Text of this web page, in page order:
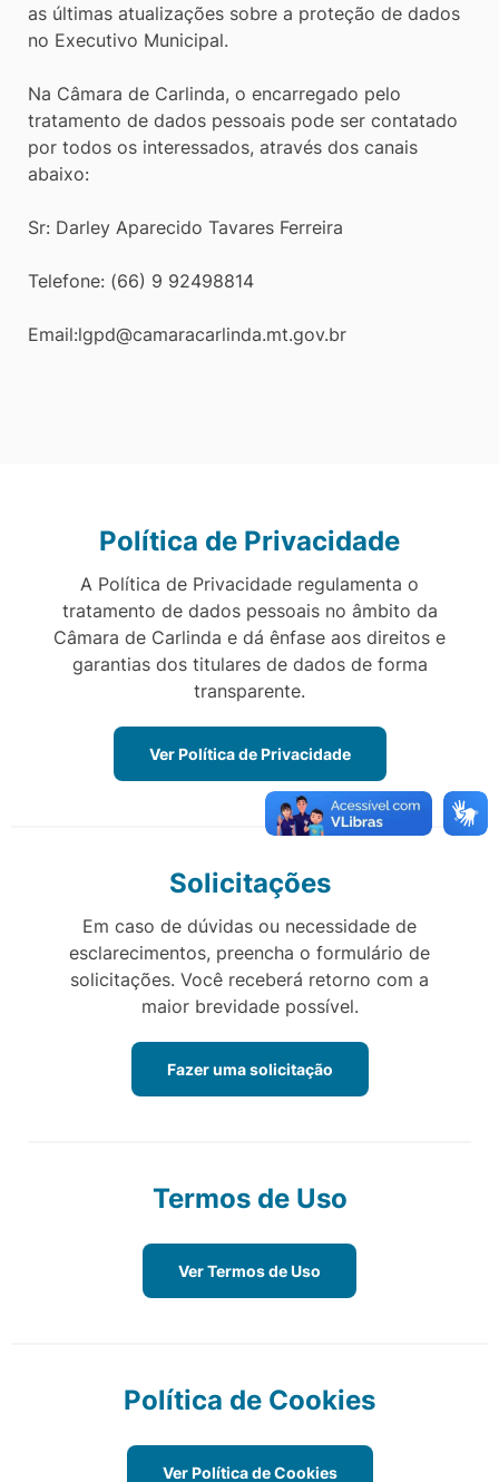
as últimas atualizações sobre a proteção de dados
no Executivo Municipal.
Na Câmara de Carlinda, o encarregado pelo
tratamento de dados pessoais pode ser contatado
por todos os interessados, através dos canais
abaixo:
Sr: Darley Aparecido Tavares Ferreira
Telefone: (66) 9 92498814
Email:lgpd@camaracarlinda.mt.gov.br
Política de Privacidade
A Política de Privacidade regulamenta o
tratamento de dados pessoais no âmbito da
Câmara de Carlinda e dá ênfase aos direitos e
garantias dos titulares de dados de forma
transparente.
Ver Política de Privacidade
Solicitações
Em caso de dúvidas ou necessidade de
esclarecimentos, preencha o formulário de
solicitações. Você receberá retorno com a
maior brevidade possível.
Fazer uma solicitação
Termos de Uso
Ver Termos de Uso
Política de Cookies
Ver Política de Cookies